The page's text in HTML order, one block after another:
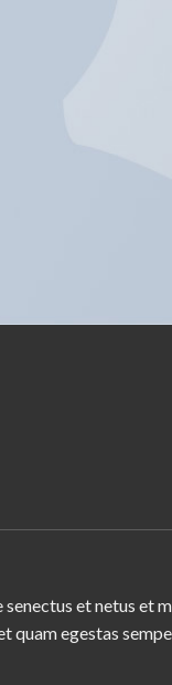
et netus et
quam egestas